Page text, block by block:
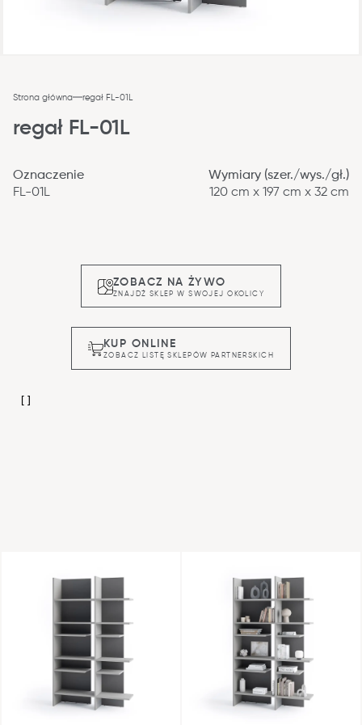
Strona główna regał FL-01L
regał FL-01L
Oznaczenie
FL-01L
Wymiary (szer./wys./gł.)
120 cm x 197 cm x 32 cm
ZOBACZ NA ŻYWO
ZNAJDŹ SKLEP W SWOJEJ OKOLICY
KUP ONLINE
ZOBACZ LISTĘ SKLEPÓW PARTNERSKICH